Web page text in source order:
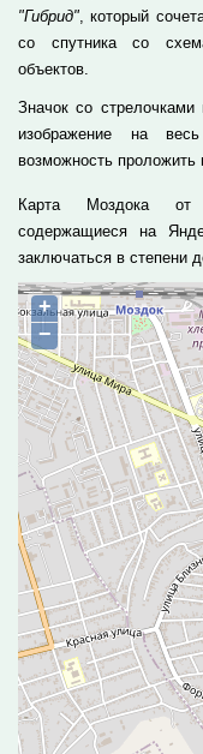
"Гибрид", который
со спутника со
объектов.
Значок со
изображение на
возможность проложить
Карта Моздока от
содержащиеся на
заключаться в степени
+
−